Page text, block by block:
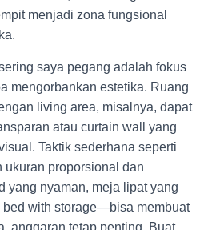
menjadi zona fungsional
saya pegang adalah fokus
mengorbankan estetika. Ruang
living area, misalnya, dapat
atau curtain wall yang
Taktik sederhana seperti
ukuran proporsional dan
yang nyaman, meja lipat yang
bed with storage—bisa membuat
anggaran tetap penting. Buat